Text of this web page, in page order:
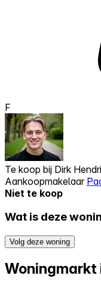
F
Te koop bij Dirk
Aankoopmakelaar
Niet te koop
Wat is deze
Volg deze woning
Woningmarkt